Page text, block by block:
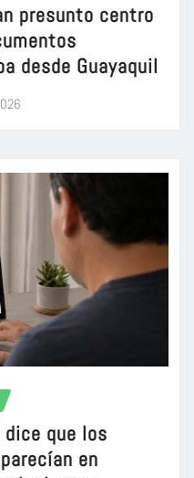
presunto centro
desde Guayaquil
dice que los
en